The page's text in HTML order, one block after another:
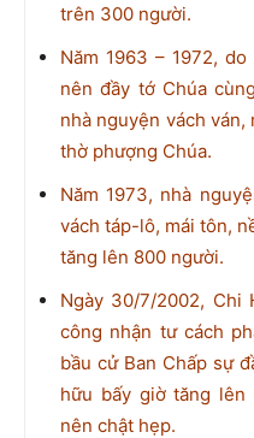
trên 300 người.
Năm 1963 – 1972,
nên đầy tớ Chúa
nhà nguyện vách
thờ phượng Chúa.
Năm 1973, nhà
vách táp-lô, mái tôn,
tăng lên 800 người.
Ngày 30/7/2002, Chi
công nhận tư cách
bầu cử Ban Chấp sự
hữu bấy giờ tăng
nên chật hẹp.